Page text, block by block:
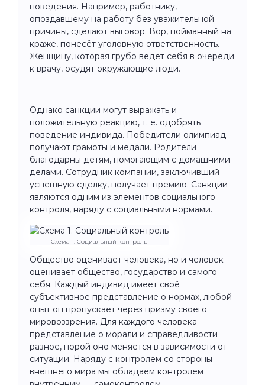
поведения. Например, работнику,
опоздавшему на работу без уважительной
причины, сделают выговор. Вор, пойманный на
краже, понесёт уголовную ответственность.
Женщину, которая грубо ведёт себя в очереди
к врачу, осудят окружающие люди.
Однако санкции могут выражать и
положительную реакцию, т. е. одобрять
поведение индивида. Победители олимпиад
получают грамоты и медали. Родители
благодарны детям, помогающим с домашними
делами. Сотрудник компании, заключивший
успешную сделку, получает премию. Санкции
являются одним из элементов социального
контроля, наряду с социальными нормами.
Схема 1. Социальный контроль
Общество оценивает человека, но и человек
оценивает общество, государство и самого
себя. Каждый индивид имеет своё
субъективное представление о нормах, любой
опыт он пропускает через призму своего
мировоззрения. Для каждого человека
представление о морали и справедливости
разное, порой оно меняется в зависимости от
ситуации. Наряду с контролем со стороны
внешнего мира мы обладаем контролем